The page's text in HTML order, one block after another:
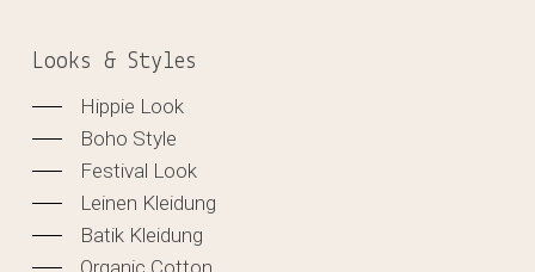
Looks & Styles
Hippie Look
Boho Style
Festival Look
Leinen Kleidung
Batik Kleidung
Organic Cotton